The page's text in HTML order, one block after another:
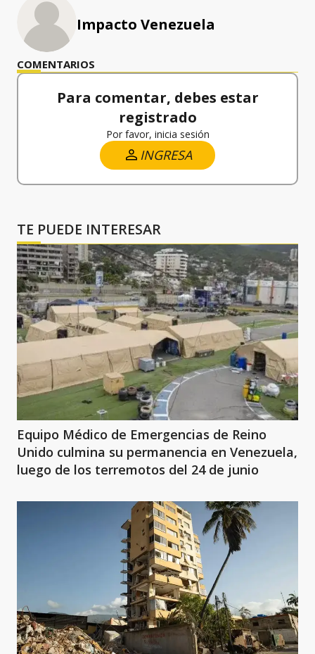
Impacto Venezuela
COMENTARIOS
Para comentar, debes estar
registrado
Por favor, inicia sesión
INGRESA
TE PUEDE INTERESAR
Equipo Médico de Emergencias de Reino
Unido culmina su permanencia en Venezuela,
luego de los terremotos del 24 de junio